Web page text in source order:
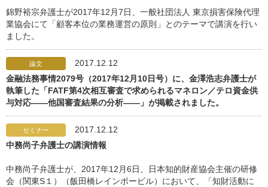
錦野裕宗弁護士が2017年12月7日、一般社団法人 東京損害保険代理
業協会にて「顧客本位の業務運営の原則」とのテーマで講演を行い
ました。
論文
2017.12.12
金融法務事情2079号（2017年12月10日号）に、金澤浩志弁護士が
執筆した「FATF第4次相互審査で求められるマネロン／テロ資金供
与対応――他国審査結果の分析――」が掲載されました。
セミナー
2017.12.12
中務尚子弁護士の講演情報
中務尚子弁護士が、2017年12月6日、日本知的財産協会主催の研修
会（関東S１）（飯田橋レインボービル）において、「知財活動に